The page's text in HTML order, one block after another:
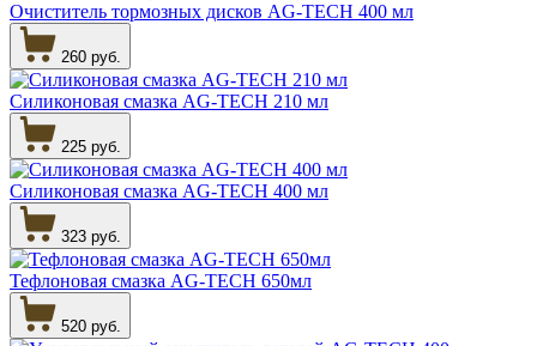
Очиститель тормозных дисков AG-TECH 400 мл
260 руб.
Силиконовая смазка AG-TECH 210 мл
225 руб.
Силиконовая смазка AG-TECH 400 мл
323 руб.
Тефлоновая смазка AG-TECH 650мл
520 руб.